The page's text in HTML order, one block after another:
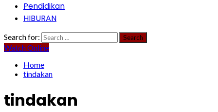
Pendidikan
HIBURAN
Search for:
Watch Online
Home
tindakan
tindakan